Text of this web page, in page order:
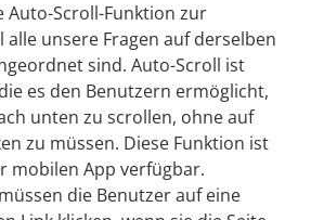
Auto-Scroll-Funktion zur
alle unsere Fragen auf derselben
sind. Auto-Scroll ist
es den Benutzern ermöglicht,
unten zu scrollen, ohne auf
zu müssen. Diese Funktion ist
mobilen App verfügbar.
die Benutzer auf eine